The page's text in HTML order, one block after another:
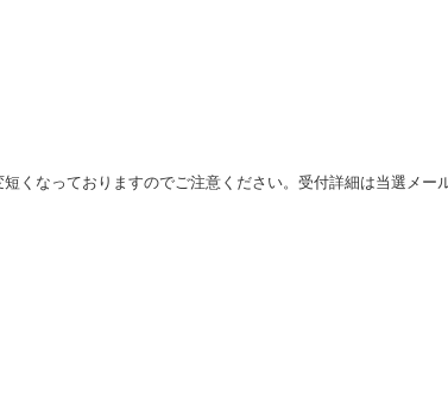
くなっておりますのでご注意ください。受付詳細は当選メー